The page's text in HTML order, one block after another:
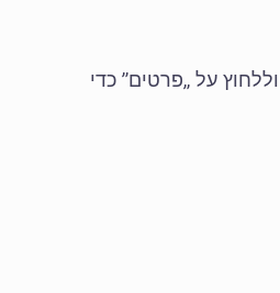
וללחוץ על „פרטים” כדי